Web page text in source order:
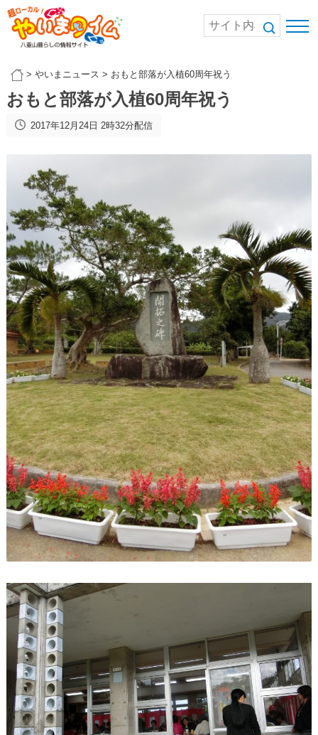
> やいまニュース > おもと部落が入植60周年祝う
おもと部落が入植60周年祝う
2017年12月24日 2時32分配信